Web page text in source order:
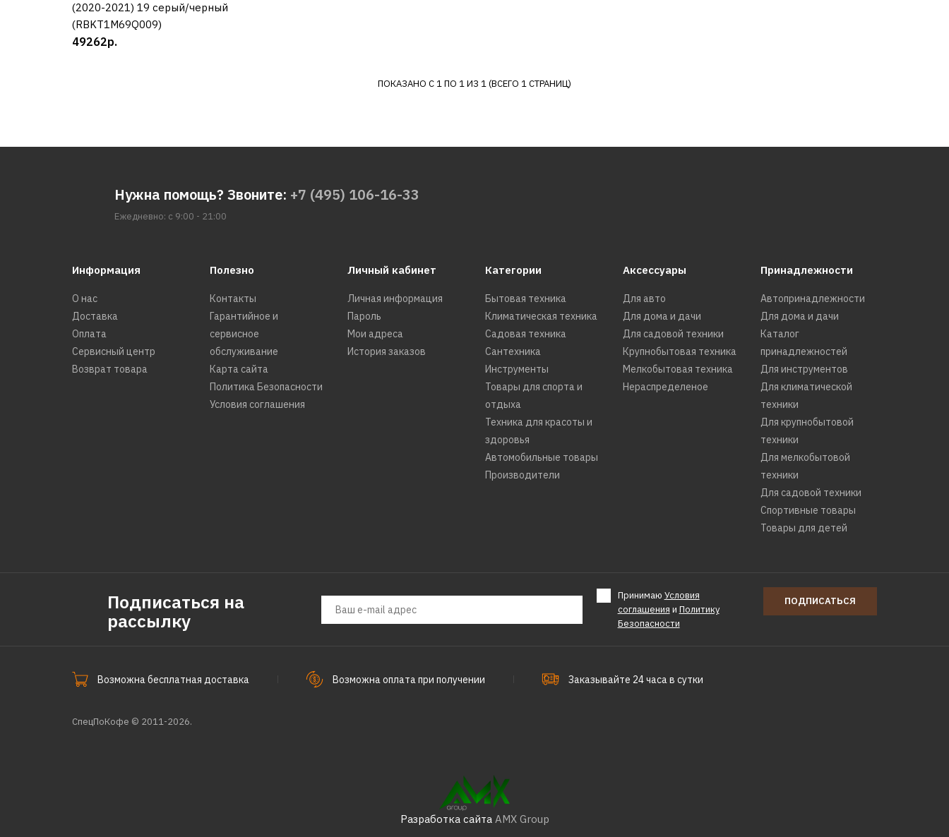
ДОБАВИТЬ В ПОЖЕЛАНИЯ
(2020-2021) 19 серый/черный
(RBKT1M69Q009)
49262р.
ПОКАЗАНО С 1 ПО 1 ИЗ 1 (ВСЕГО 1 СТРАНИЦ)
Нужна помощь? Звоните: +7 (495) 106-16-33
Ежедневно: с 9:00 - 21:00
Информация
О нас
Доставка
Оплата
Сервисный центр
Возврат товара
Полезно
Контакты
Гарантийное и
сервисное
обслуживание
Карта сайта
Политика Безопасности
Условия соглашения
Личный кабинет
Личная информация
Пароль
Мои адреса
История заказов
Категории
Бытовая техника
Климатическая техника
Садовая техника
Сантехника
Инструменты
Товары для спорта и
отдыха
Техника для красоты и
здоровья
Автомобильные товары
Производители
Аксессуары
Для авто
Для дома и дачи
Для садовой техники
Крупнобытовая техника
Мелкобытовая техника
Нераспределеное
Принадлежности
Автопринадлежности
Для дома и дачи
Каталог
принадлежностей
Для инструментов
Для климатической
техники
Для крупнобытовой
техники
Для мелкобытовой
техники
Для садовой техники
Спортивные товары
Товары для детей
Подписаться на
рассылку
Принимаю Условия
соглашения и Политику
Безопасности
ПОДПИСАТЬСЯ
Возможна бесплатная доставка Возможна оплата при получении Заказывайте 24 часа в сутки
СпецПоКофе © 2011-2026.
Разработка сайта AMX Group